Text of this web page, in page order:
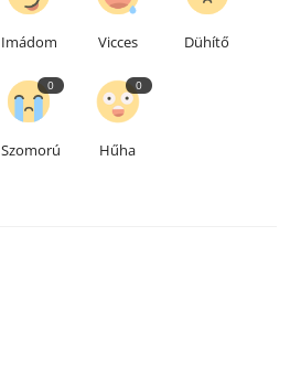
Imádom Vicces Dühítő
0
Szomorú
0
Hűha